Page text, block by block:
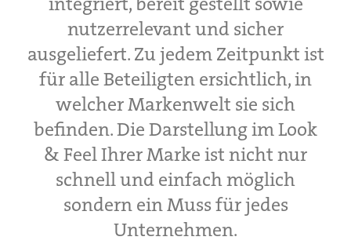
nutzerrelevant und sicher
ausgeliefert. Zu jedem Zeitpunkt ist
für alle Beteiligten ersichtlich, in
welcher Markenwelt sie sich
befinden. Die Darstellung im Look
& Feel Ihrer Marke ist nicht nur
schnell und einfach möglich
sondern ein Muss für jedes
Unternehmen.